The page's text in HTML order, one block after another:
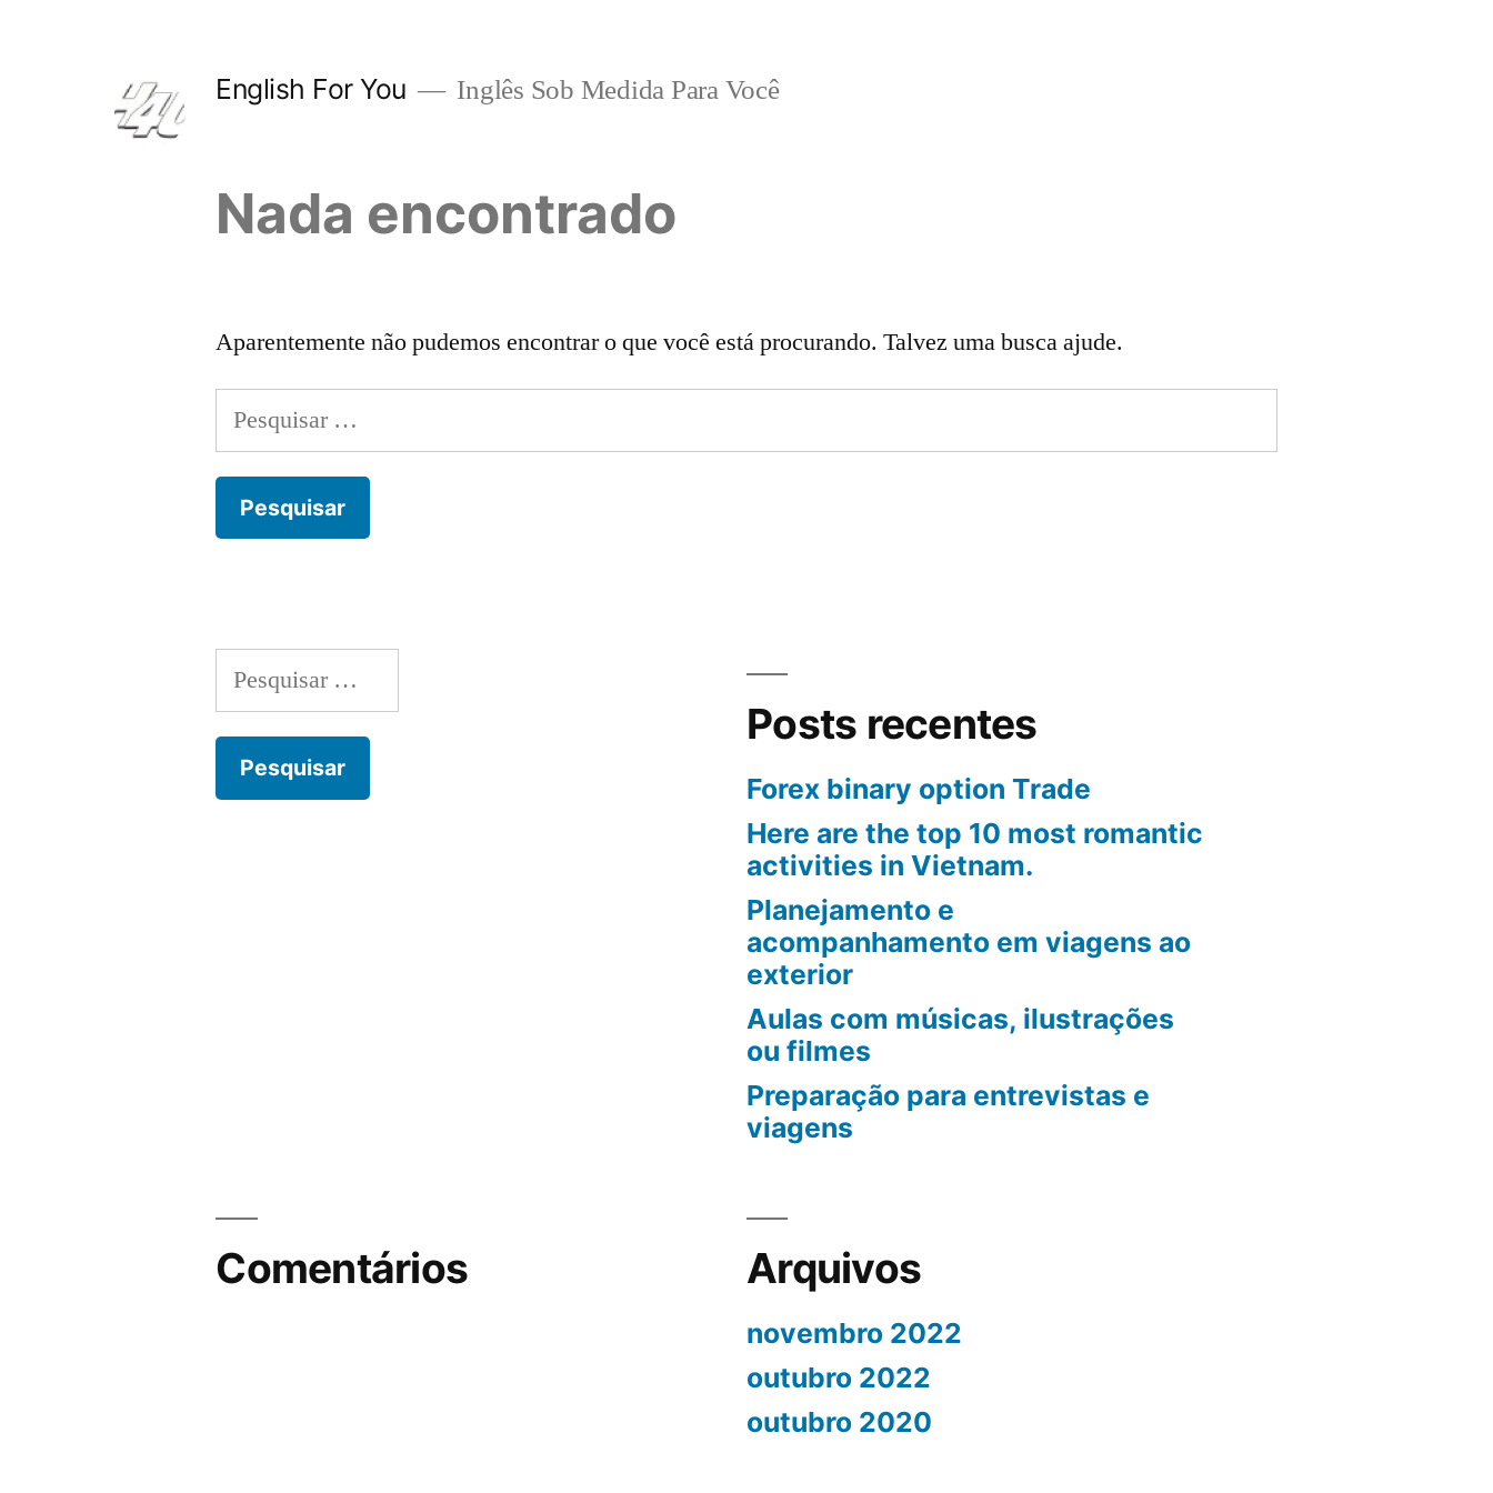
English For You Inglês Sob Medida Para Você
Nada encontrado
Aparentemente não pudemos encontrar o que você está procurando. Talvez uma busca ajude.
Pesquisar
por:
Pesquisar
por:
Posts recentes
Forex binary option Trade
Here are the top 10 most romantic
activities in Vietnam.
Planejamento e
acompanhamento em viagens ao
exterior
Aulas com músicas, ilustrações
ou filmes
Preparação para entrevistas e
viagens
Comentários Arquivos
novembro 2022
outubro 2022
outubro 2020